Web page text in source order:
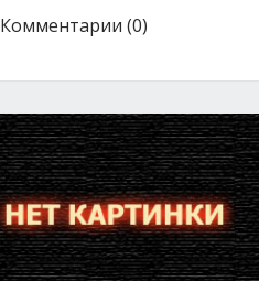
Комментарии (0)